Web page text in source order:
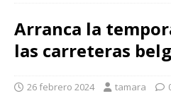
Arranca la
las carreteras
26 febrero 2024 tamara